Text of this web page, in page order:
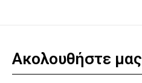
Ακολουθήστε μας